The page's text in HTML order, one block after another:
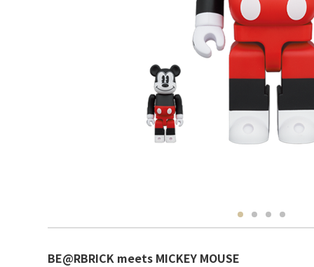
BE@RBRICK meets MICKEY MOUSE